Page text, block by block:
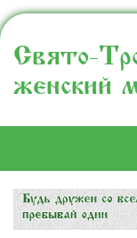
Свято-
женский